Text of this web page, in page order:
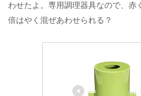
わせたよ。専用調理器具なので、赤
倍はやく混ぜあわせられる？